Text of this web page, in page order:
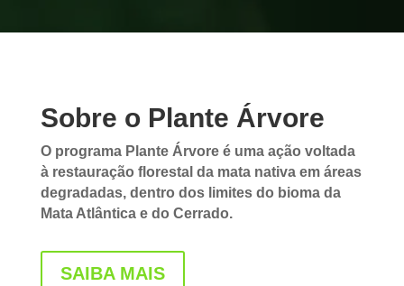
Sobre o Plante Árvore
O programa Plante Árvore é uma ação voltada
à restauração florestal da mata nativa em áreas
degradadas, dentro dos limites do bioma da
Mata Atlântica e do Cerrado.
SAIBA MAIS